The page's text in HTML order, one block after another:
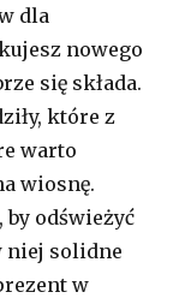
dla
nowego
się składa.
które z
warto
wiosnę.
odświeżyć
niej solidne
w